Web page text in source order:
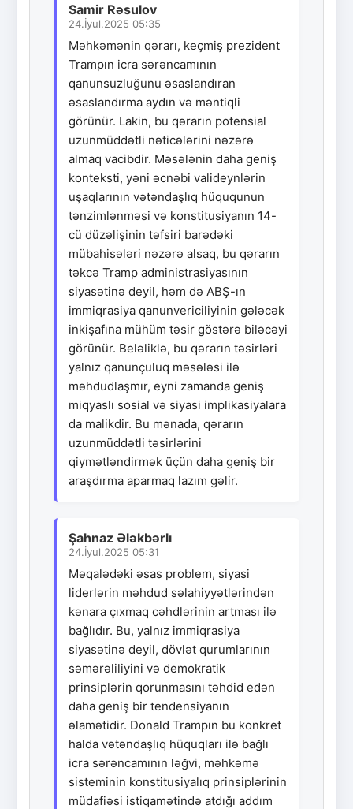
Samir Rəsulov
24.İyul.2025 05:35
Məhkəmənin qərarı, keçmiş prezident
Trampın icra sərəncamının
qanunsuzluğunu əsaslandıran
əsaslandırma aydın və məntiqli
görünür. Lakin, bu qərarın potensial
uzunmüddətli nəticələrini nəzərə
almaq vacibdir. Məsələnin daha geniş
konteksti, yəni əcnəbi valideynlərin
uşaqlarının vətəndaşlıq hüququnun
tənzimlənməsi və konstitusiyanın 14-
cü düzəlişinin təfsiri barədəki
mübahisələri nəzərə alsaq, bu qərarın
təkcə Tramp administrasiyasının
siyasətinə deyil, həm də ABŞ-ın
immiqrasiya qanunvericiliyinin gələcək
inkişafına mühüm təsir göstərə biləcəyi
görünür. Beləliklə, bu qərarın təsirləri
yalnız qanunçuluq məsələsi ilə
məhdudlaşmır, eyni zamanda geniş
miqyaslı sosial və siyasi implikasiyalara
da malikdir. Bu mənada, qərarın
uzunmüddətli təsirlərini
qiymətləndirmək üçün daha geniş bir
araşdırma aparmaq lazım gəlir.
Şahnaz Ələkbərlı
24.İyul.2025 05:31
Məqalədəki əsas problem, siyasi
liderlərin məhdud səlahiyyətlərindən
kənara çıxmaq cəhdlərinin artması ilə
bağlıdır. Bu, yalnız immiqrasiya
siyasətinə deyil, dövlət qurumlarının
səmərəliliyini və demokratik
prinsiplərin qorunmasını təhdid edən
daha geniş bir tendensiyanın
əlamətidir. Donald Trampın bu konkret
halda vətəndaşlıq hüquqları ilə bağlı
icra sərəncamının ləğvi, məhkəmə
sisteminin konstitusiyalıq prinsiplərinin
müdafiəsi istiqamətində atdığı addım